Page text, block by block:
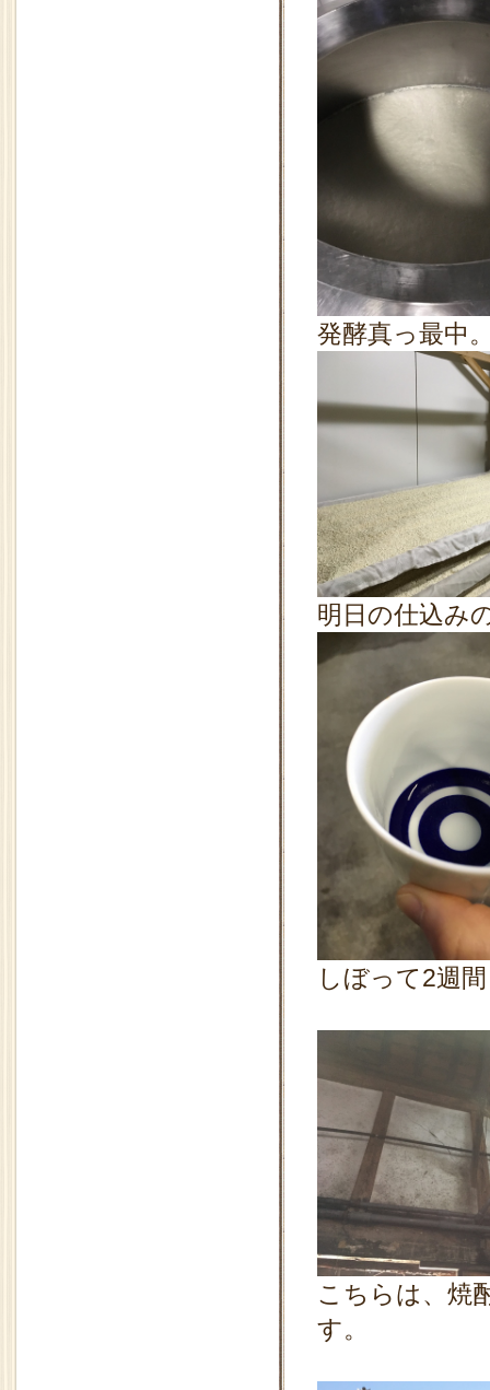
発酵真っ最中
明日の仕込み
しぼって2週
こちらは、焼
す。